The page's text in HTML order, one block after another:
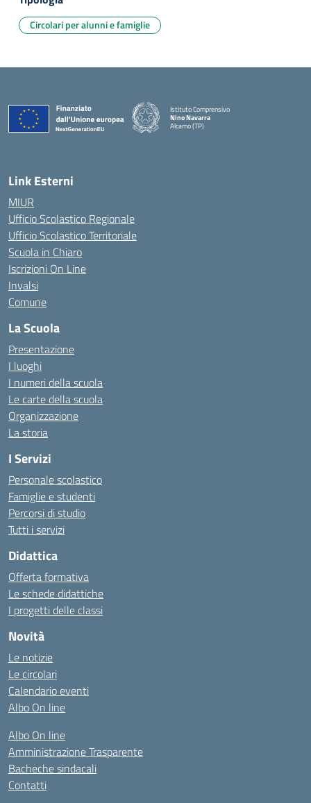
Circolari per alunni e famiglie
Istituto Comprensivo
Nino Navarra
Alcamo (TP)
Link Esterni
MIUR
Ufficio Scolastico Regionale
Ufficio Scolastico Territoriale
Scuola in Chiaro
Iscrizioni On Line
Invalsi
Comune
La Scuola
Presentazione
I luoghi
I numeri della scuola
Le carte della scuola
Organizzazione
La storia
I Servizi
Personale scolastico
Famiglie e studenti
Percorsi di studio
Tutti i servizi
Didattica
Offerta formativa
Le schede didattiche
I progetti delle classi
Novità
Le notizie
Le circolari
Calendario eventi
Albo On line
Albo On line
Amministrazione Trasparente
Bacheche sindacali
Contatti